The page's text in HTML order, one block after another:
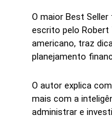
O maior Best
escrito pelo Robert
americano, traz
planejamento
O autor explica
mais com a
administrar e